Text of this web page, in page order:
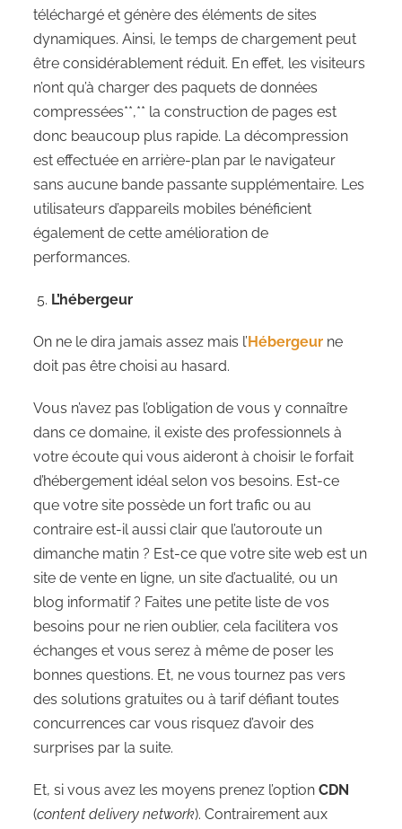
téléchargé et génère des éléments de sites
dynamiques. Ainsi, le temps de chargement peut
être considérablement réduit. En effet, les visiteurs
n’ont qu’à charger des paquets de données
compressées**,** la construction de pages est
donc beaucoup plus rapide. La décompression
est effectuée en arrière-plan par le navigateur
sans aucune bande passante supplémentaire. Les
utilisateurs d’appareils mobiles bénéficient
également de cette amélioration de
performances.
L’hébergeur
On ne le dira jamais assez mais l’Hébergeur ne
doit pas être choisi au hasard.
Vous n’avez pas l’obligation de vous y connaître
dans ce domaine, il existe des professionnels à
votre écoute qui vous aideront à choisir le forfait
d’hébergement idéal selon vos besoins. Est-ce
que votre site possède un fort trafic ou au
contraire est-il aussi clair que l’autoroute un
dimanche matin ? Est-ce que votre site web est un
site de vente en ligne, un site d’actualité, ou un
blog informatif ? Faites une petite liste de vos
besoins pour ne rien oublier, cela facilitera vos
échanges et vous serez à même de poser les
bonnes questions. Et, ne vous tournez pas vers
des solutions gratuites ou à tarif défiant toutes
concurrences car vous risquez d’avoir des
surprises par la suite.
Et, si vous avez les moyens prenez l’optionCDN
(content delivery network). Contrairement aux